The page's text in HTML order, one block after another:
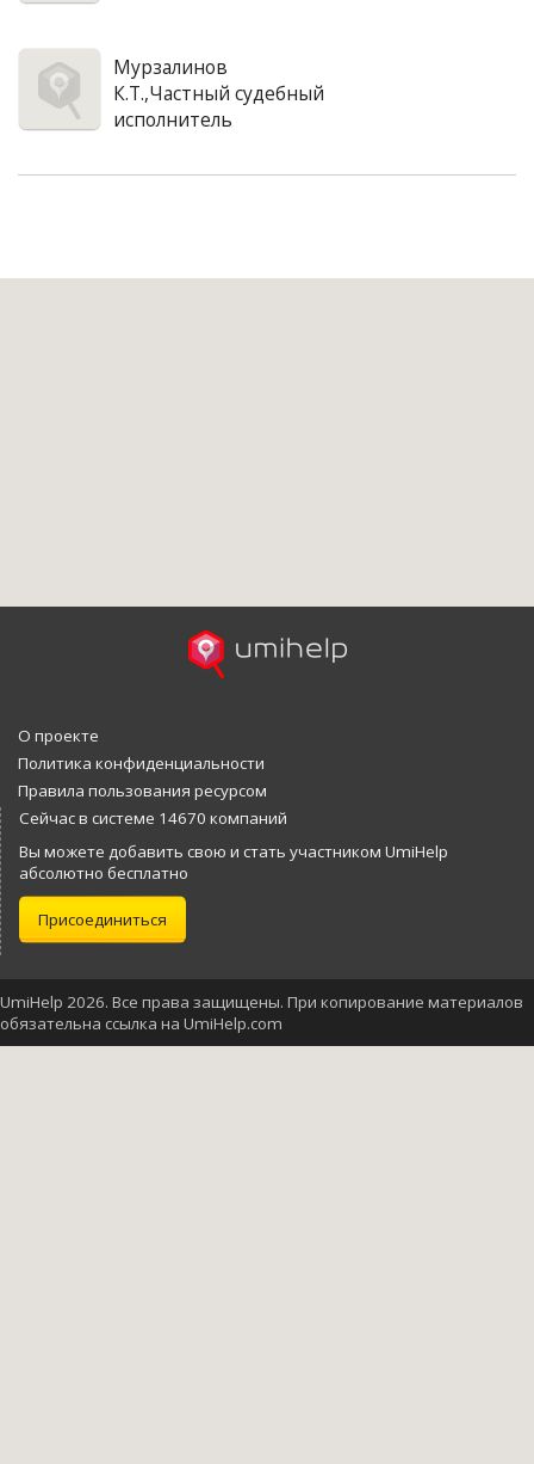
Мурзалинов
К.Т.,Частный судебный
исполнитель
О проекте
Политика конфиденциальности
Правила пользования ресурсом
Сейчас в системе 14670 компаний
Вы можете добавить свою и стать участником UmiHelp
абсолютно бесплатно
Присоединиться
UmiHelp 2026. Все права защищены. При копирование материалов
обязательна ссылка на UmiHelp.com